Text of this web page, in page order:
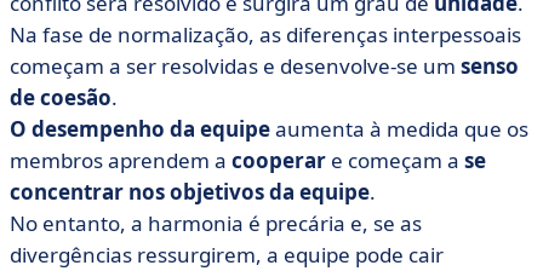
Na fase de normalização, as diferenças interpessoais
começam a ser resolvidas e desenvolve-se um senso
de coesão.
O desempenho da equipeaumenta à medida que os
membros aprendem a cooperar e começam a se
concentrar nos objetivos da equipe.
No entanto, a harmonia é precária e, se as
divergências ressurgirem, a equipe pode cair